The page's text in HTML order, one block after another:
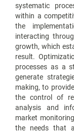
systematic
within a
the
interacting
growth, which
result.
processes as a
generate
making, to
the control of
analysis and
market
the needs that